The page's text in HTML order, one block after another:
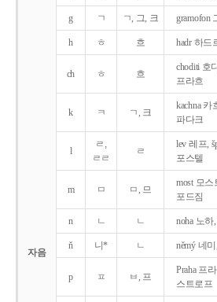
자음
g ㄱ ㄱ, 그, 크 gramofon
h ㅎ 흐 hadr 하드
ch ㅎ 흐
choditi 호
프라흐
k ㅋ ㄱ, 크
kachna 카
파다크
l
ㄹ,
ㄹㄹ
ㄹ
lev 레프,
포스텔
m ㅁ ㅁ, 므
most 모스
포드짐
n ㄴ ㄴ noha 노하
ň 니* ㄴ němý 네
p ㅍ ㅂ, 프
Praha 프
스트로프